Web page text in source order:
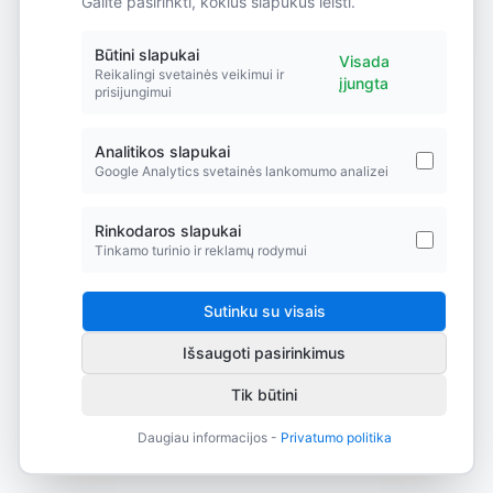
Būtini slapukai
Reikalingi svetainės veikimui ir
prisijungimui
Visada
įjungta
Analitikos slapukai
Google Analytics svetainės lankomumo analizei
Rinkodaros slapukai
Tinkamo turinio ir reklamų rodymui
Sutinku su visais
Išsaugoti pasirinkimus
Tik būtini
Daugiau informacijos - Privatumo politika